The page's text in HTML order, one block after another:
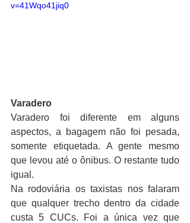
v=41Wqo41jiq0
Varadero
Varadero foi diferente em alguns
aspectos, a bagagem não foi pesada,
somente etiquetada. A gente mesmo
que levou até o ônibus. O restante tudo
igual.
Na rodoviária os taxistas nos falaram
que qualquer trecho dentro da cidade
custa 5 CUCs. Foi a única vez que